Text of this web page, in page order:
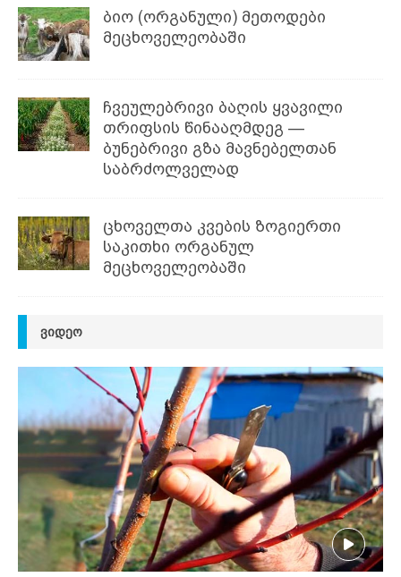
ბიო (ორგანული) მეთოდები
მეცხოველეობაში
ჩვეულებრივი ბაღის ყვავილი
თრიფსის წინააღმდეგ —
ბუნებრივი გზა მავნებელთან
საბრძოლველად
ცხოველთა კვების ზოგიერთი
საკითხი ორგანულ
მეცხოველეობაში
ᲕᲘᲓᲔᲝ